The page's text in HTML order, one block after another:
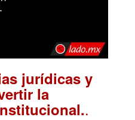
jurídicas y
la
.